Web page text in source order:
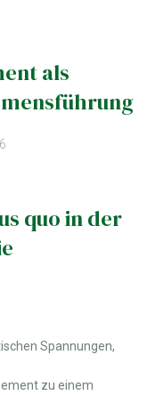
als
quo in der
Spannungen,
zu einem